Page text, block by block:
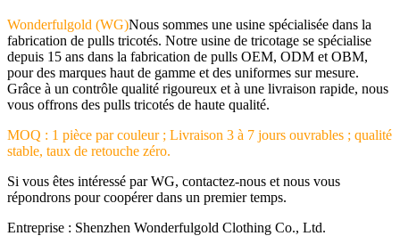
Wonderfulgold (WG)Nous sommes une usine spécialisée dans la
fabrication de pulls tricotés. Notre usine de tricotage se spécialise
depuis 15 ans dans la fabrication de pulls OEM, ODM et OBM,
pour des marques haut de gamme et des uniformes sur mesure.
Grâce à un contrôle qualité rigoureux et à une livraison rapide, nous
vous offrons des pulls tricotés de haute qualité.
MOQ : 1 pièce par couleur ; Livraison 3 à 7 jours ouvrables ; qualité
stable, taux de retouche zéro.
Si vous êtes intéressé par WG, contactez-nous et nous vous
répondrons pour coopérer dans un premier temps.
Entreprise : Shenzhen Wonderfulgold Clothing Co., Ltd.